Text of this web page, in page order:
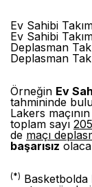
Ev Sahibi
Ev Sahibi
Deplasman
Deplasman
Örneğin Ev
tahmininde
Lakers maçının
toplam sayı 205
de maçı
başarısız
(*) Basketbolda